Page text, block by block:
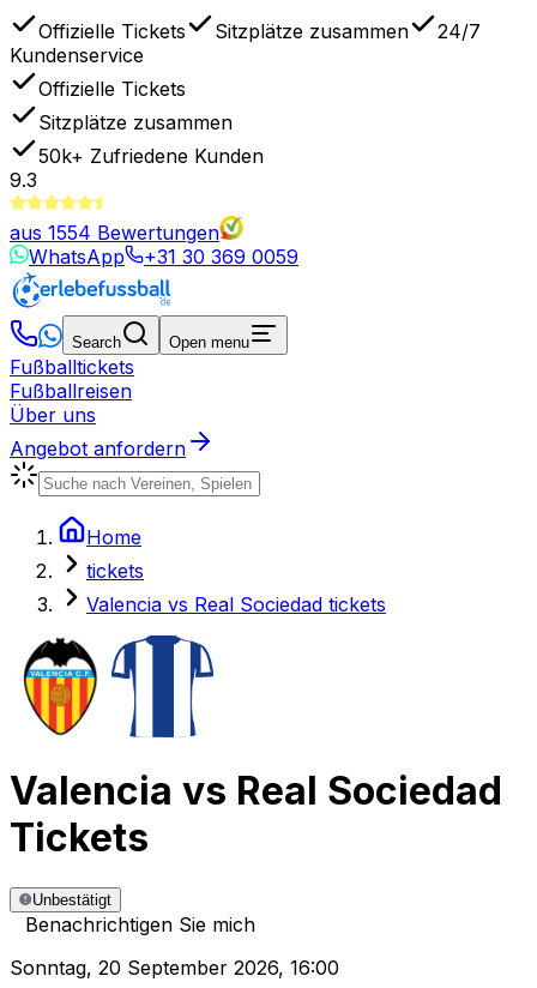
Offizielle Tickets Sitzplätze zusammen
24/7
Kundenservice
Offizielle Tickets
Sitzplätze zusammen
50k+ Zufriedene Kunden
9.3
aus 1554 Bewertungen
WhatsApp
+31 30 369 0059
Search Open menu
Fußballtickets
Fußballreisen
Über uns
Angebot anfordern
Home
tickets
Valencia vs Real Sociedad tickets
Valencia vs Real Sociedad
Tickets
Unbestätigt
Benachrichtigen Sie mich
Sonntag, 20 September 2026, 16:00